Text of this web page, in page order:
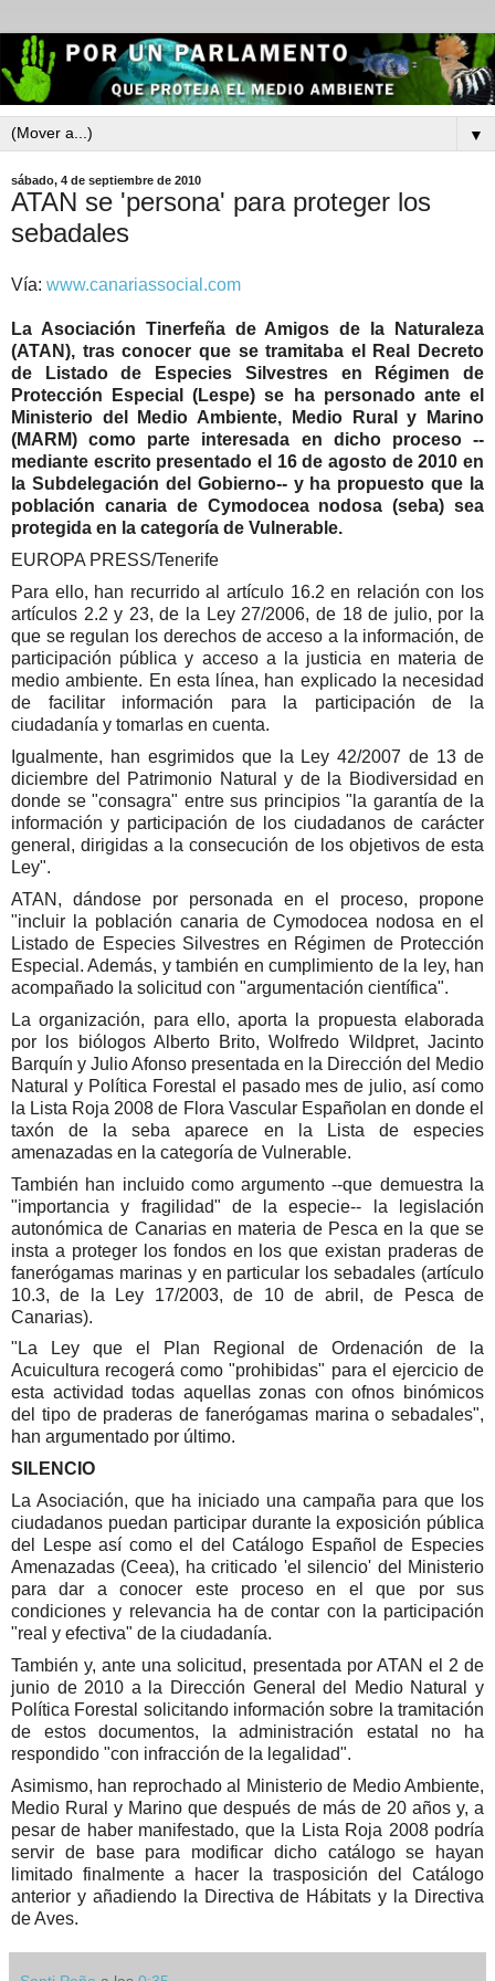
▼
sábado, 4 de septiembre de 2010
ATAN se 'persona' para proteger los
sebadales
Vía: www.canariassocial.com
La Asociación Tinerfeña de Amigos de la Naturaleza
(ATAN), tras conocer que se tramitaba el Real Decreto
de Listado de Especies Silvestres en Régimen de
Protección Especial (Lespe) se ha personado ante el
Ministerio del Medio Ambiente, Medio Rural y Marino
(MARM) como parte interesada en dicho proceso --
mediante escrito presentado el 16 de agosto de 2010 en
la Subdelegación del Gobierno-- y ha propuesto que la
población canaria de Cymodocea nodosa (seba) sea
protegida en la categoría de Vulnerable.
EUROPA PRESS/Tenerife
Para ello, han recurrido al artículo 16.2 en relación con los
artículos 2.2 y 23, de la Ley 27/2006, de 18 de julio, por la
que se regulan los derechos de acceso a la información, de
participación pública y acceso a la justicia en materia de
medio ambiente. En esta línea, han explicado la necesidad
de facilitar información para la participación de la
ciudadanía y tomarlas en cuenta.
Igualmente, han esgrimidos que la Ley 42/2007 de 13 de
diciembre del Patrimonio Natural y de la Biodiversidad en
donde se "consagra" entre sus principios "la garantía de la
información y participación de los ciudadanos de carácter
general, dirigidas a la consecución de los objetivos de esta
Ley".
ATAN, dándose por personada en el proceso, propone
"incluir la población canaria de Cymodocea nodosa en el
Listado de Especies Silvestres en Régimen de Protección
Especial. Además, y también en cumplimiento de la ley, han
acompañado la solicitud con "argumentación científica".
La organización, para ello, aporta la propuesta elaborada
por los biólogos Alberto Brito, Wolfredo Wildpret, Jacinto
Barquín y Julio Afonso presentada en la Dirección del Medio
Natural y Política Forestal el pasado mes de julio, así como
la Lista Roja 2008 de Flora Vascular Españolan en donde el
taxón de la seba aparece en la Lista de especies
amenazadas en la categoría de Vulnerable.
También han incluido como argumento --que demuestra la
"importancia y fragilidad" de la especie-- la legislación
autonómica de Canarias en materia de Pesca en la que se
insta a proteger los fondos en los que existan praderas de
fanerógamas marinas y en particular los sebadales (artículo
10.3, de la Ley 17/2003, de 10 de abril, de Pesca de
Canarias).
"La Ley que el Plan Regional de Ordenación de la
Acuicultura recogerá como "prohibidas" para el ejercicio de
esta actividad todas aquellas zonas con ofnos binómicos
del tipo de praderas de fanerógamas marina o sebadales",
han argumentado por último.
SILENCIO
La Asociación, que ha iniciado una campaña para que los
ciudadanos puedan participar durante la exposición pública
del Lespe así como el del Catálogo Español de Especies
Amenazadas (Ceea), ha criticado 'el silencio' del Ministerio
para dar a conocer este proceso en el que por sus
condiciones y relevancia ha de contar con la participación
"real y efectiva" de la ciudadanía.
También y, ante una solicitud, presentada por ATAN el 2 de
junio de 2010 a la Dirección General del Medio Natural y
Política Forestal solicitando información sobre la tramitación
de estos documentos, la administración estatal no ha
respondido "con infracción de la legalidad".
Asimismo, han reprochado al Ministerio de Medio Ambiente,
Medio Rural y Marino que después de más de 20 años y, a
pesar de haber manifestado, que la Lista Roja 2008 podría
servir de base para modificar dicho catálogo se hayan
limitado finalmente a hacer la trasposición del Catálogo
anterior y añadiendo la Directiva de Hábitats y la Directiva
de Aves.